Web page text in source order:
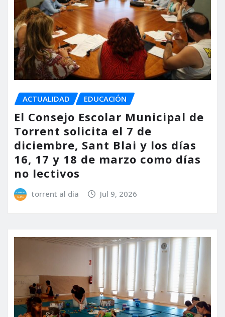
ACTUALIDAD EDUCACIÓN
El Consejo Escolar Municipal de
Torrent solicita el 7 de
diciembre, Sant Blai y los días
16, 17 y 18 de marzo como días
no lectivos
torrent al dia Jul 9, 2026